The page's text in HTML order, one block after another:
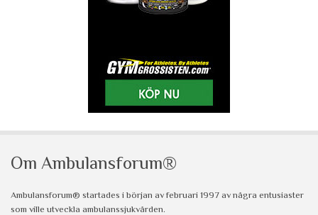
Om Ambulansforum®
Ambulansforum® startades i början av februari 1997 av några entusiaster
som ville utveckla ambulanssjukvården.